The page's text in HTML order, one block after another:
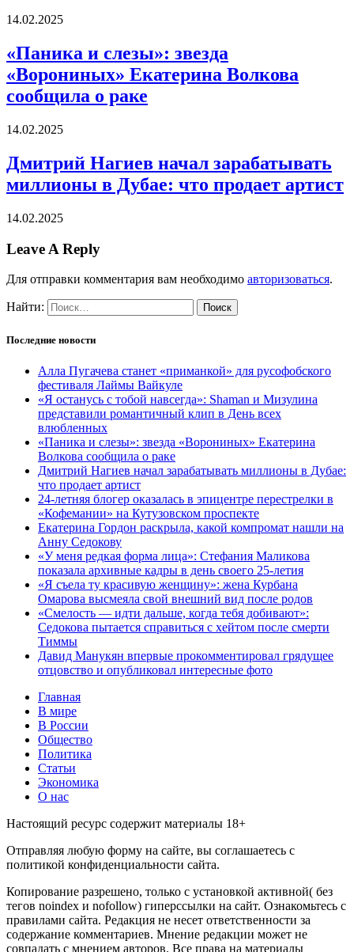
14.02.2025
«Паника и слезы»: звезда
«Ворониных» Екатерина Волкова
сообщила о раке
14.02.2025
Дмитрий Нагиев начал зарабатывать
миллионы в Дубае: что продает артист
14.02.2025
Leave A Reply
Для отправки комментария вам необходимо авторизоваться.
Найти:
Последние новости
Алла Пугачева станет «приманкой» для русофобского
фестиваля Лаймы Вайкуле
«Я останусь с тобой навсегда»: Shaman и Мизулина
представили романтичный клип в День всех
влюбленных
«Паника и слезы»: звезда «Ворониных» Екатерина
Волкова сообщила о раке
Дмитрий Нагиев начал зарабатывать миллионы в Дубае:
что продает артист
24-летняя блогер оказалась в эпицентре перестрелки в
«Кофемании» на Кутузовском проспекте
Екатерина Гордон раскрыла, какой компромат нашли на
Анну Седокову
«У меня редкая форма лица»: Стефания Маликова
показала архивные кадры в день своего 25-летия
«Я съела ту красивую женщину»: жена Курбана
Омарова высмеяла свой внешний вид после родов
«Смелость — идти дальше, когда тебя добивают»:
Седокова пытается справиться с хейтом после смерти
Тиммы
Давид Манукян впервые прокомментировал грядущее
отцовство и опубликовал интересные фото
Главная
В мире
В России
Общество
Политика
Статьи
Экономика
О нас
Настоящий ресурс содержит материалы 18+
Отправляя любую форму на сайте, вы соглашаетесь с
политикой конфиденциальности сайта.
Копирование разрешено, только с установкой активной( без
тегов noindex и nofollow) гиперссылки на сайт. Ознакомьтесь с
правилами сайта. Редакция не несет ответственности за
содержание комментариев. Мнение редакции может не
совпадать с мнением авторов. Все права на материалы